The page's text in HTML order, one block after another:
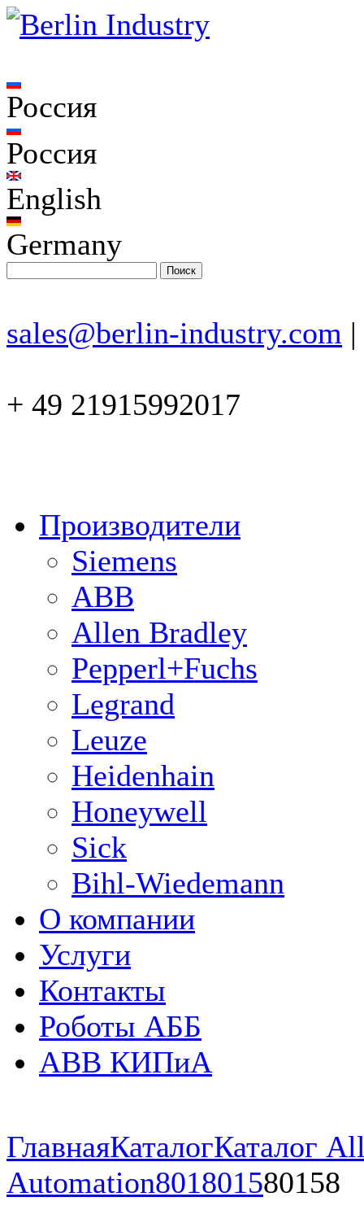
Россия
Россия
English
Germany
sales@berlin-industry.com |
+ 49 21915992017
Производители
Siemens
ABB
Allen Bradley
Pepperl+Fuchs
Legrand
Leuze
Heidenhain
Honeywell
Sick
Bihl-Wiedemann
О компании
Услуги
Контакты
Роботы АББ
ABB КИПиА
ГлавнаяКаталогКаталог
Automation801801580158